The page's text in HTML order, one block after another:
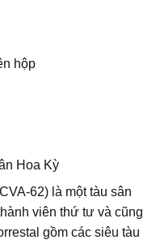
hộp
Hoa Kỳ
62) là một tàu sân
viên thứ tư và cũng
gồm các siêu tàu